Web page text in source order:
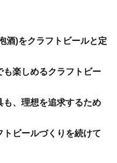
酒)をクラフトビールと定
も楽しめるクラフトビー
も、理想を追求するため
ビールづくりを続けて